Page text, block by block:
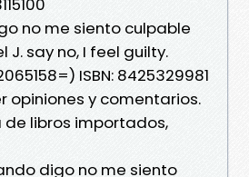
no me siento culpable
J. say no, I feel guilty.
ISBN: 8425329981
opiniones y comentarios.
de libros importados,
digo no me siento